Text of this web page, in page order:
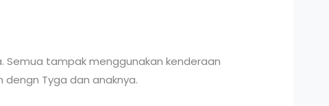
Semua tampak menggunakan kenderaan
dengn Tyga dan anaknya.